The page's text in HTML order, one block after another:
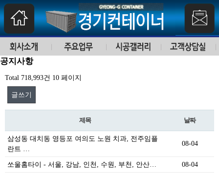
공지사항
Total 718,993건 10 페이지
글쓰기
제목 날짜
삼성동 대치동 영등포 여의도 노원 치과, 전주임플
란트 …
08-04
쏘울홈타이 - 서울, 강남, 인천, 수원, 부천, 안산… 08-04